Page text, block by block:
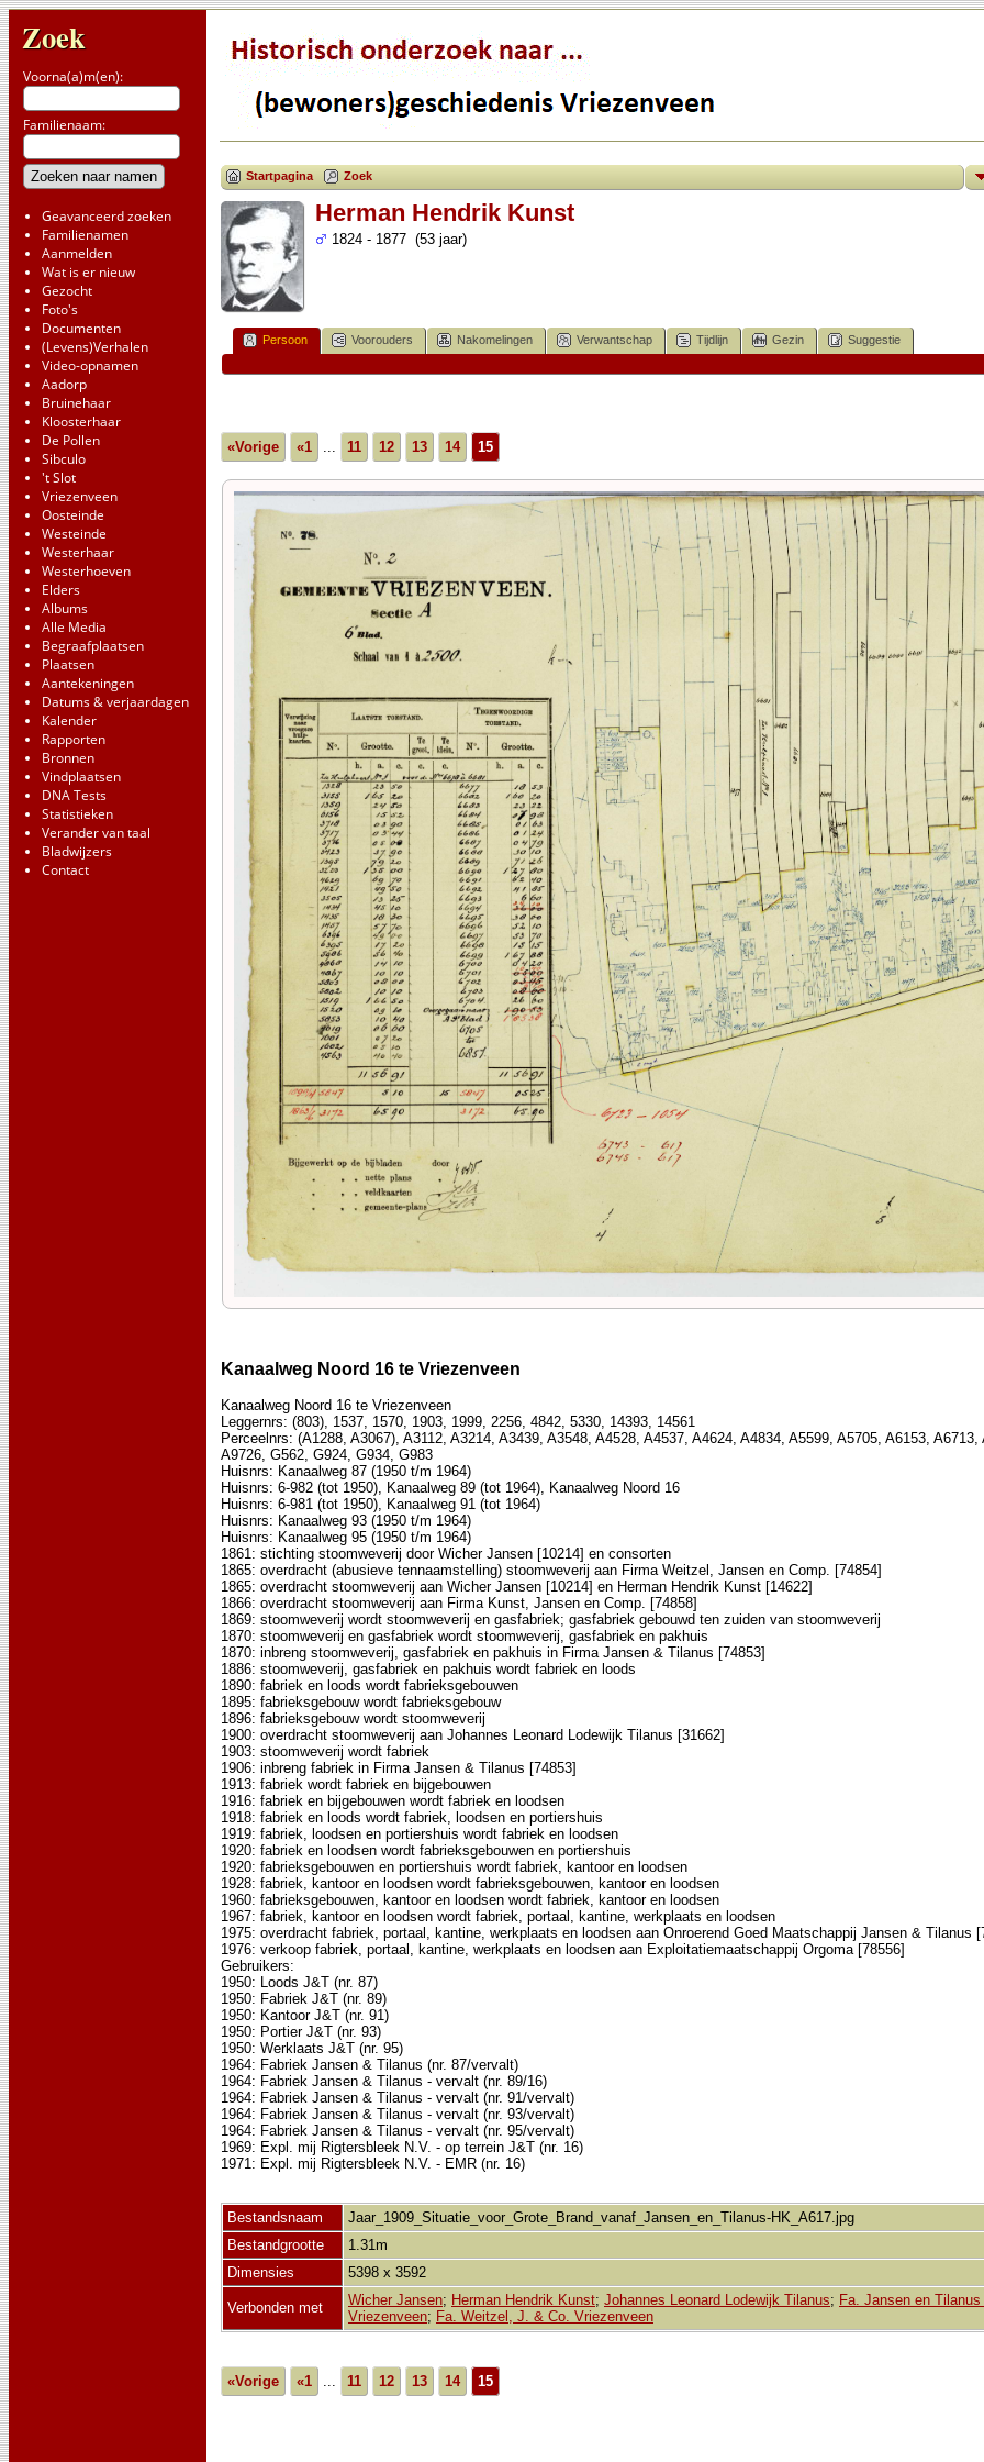
Zoek
Voorna(a)m(en):
Familienaam:
Geavanceerd zoeken
Familienamen
Aanmelden
Wat is er nieuw
Gezocht
Foto's
Documenten
(Levens)Verhalen
Video-opnamen
Aadorp
Bruinehaar
Kloosterhaar
De Pollen
Sibculo
't Slot
Vriezenveen
Oosteinde
Westeinde
Westerhaar
Westerhoeven
Elders
Albums
Alle Media
Begraafplaatsen
Plaatsen
Aantekeningen
Datums & verjaardagen
Kalender
Rapporten
Bronnen
Vindplaatsen
DNA Tests
Statistieken
Verander van taal
Bladwijzers
Contact
Startpagina Zoek
Herman Hendrik Kunst
1824 - 1877 (53 jaar)
Persoon Voorouders Nakomelingen Verwantschap Tijdlijn Gezin Suggestie
«Vorige «1 11 12 13 14 15
Kanaalweg Noord 16 te Vriezenveen
Kanaalweg Noord 16 te Vriezenveen
Leggernrs: (803), 1537, 1570, 1903, 1999, 2256, 4842, 5330, 14393, 14561
Perceelnrs: (A1288, A3067), A3112, A3214, A3439, A3548, A4528, A4537, A4624, A4834, A5599, A5705, A6153,
A9726, G562, G924, G934, G983
Huisnrs: Kanaalweg 87 (1950 t/m 1964)
Huisnrs: 6-982 (tot 1950), Kanaalweg 89 (tot 1964), Kanaalweg Noord 16
Huisnrs: 6-981 (tot 1950), Kanaalweg 91 (tot 1964)
Huisnrs: Kanaalweg 93 (1950 t/m 1964)
Huisnrs: Kanaalweg 95 (1950 t/m 1964)
1861: stichting stoomweverij door Wicher Jansen [10214] en consorten
1865: overdracht (abusieve tennaamstelling) stoomweverij aan Firma Weitzel, Jansen en Comp. [74854]
1865: overdracht stoomweverij aan Wicher Jansen [10214] en Herman Hendrik Kunst [14622]
1866: overdracht stoomweverij aan Firma Kunst, Jansen en Comp. [74858]
1869: stoomweverij wordt stoomweverij en gasfabriek; gasfabriek gebouwd ten zuiden van stoomweverij
1870: stoomweverij en gasfabriek wordt stoomweverij, gasfabriek en pakhuis
1870: inbreng stoomweverij, gasfabriek en pakhuis in Firma Jansen & Tilanus [74853]
1886: stoomweverij, gasfabriek en pakhuis wordt fabriek en loods
1890: fabriek en loods wordt fabrieksgebouwen
1895: fabrieksgebouw wordt fabrieksgebouw
1896: fabrieksgebouw wordt stoomweverij
1900: overdracht stoomweverij aan Johannes Leonard Lodewijk Tilanus [31662]
1903: stoomweverij wordt fabriek
1906: inbreng fabriek in Firma Jansen & Tilanus [74853]
1913: fabriek wordt fabriek en bijgebouwen
1916: fabriek en bijgebouwen wordt fabriek en loodsen
1918: fabriek en loods wordt fabriek, loodsen en portiershuis
1919: fabriek, loodsen en portiershuis wordt fabriek en loodsen
1920: fabriek en loodsen wordt fabrieksgebouwen en portiershuis
1920: fabrieksgebouwen en portiershuis wordt fabriek, kantoor en loodsen
1928: fabriek, kantoor en loodsen wordt fabrieksgebouwen, kantoor en loodsen
1960: fabrieksgebouwen, kantoor en loodsen wordt fabriek, kantoor en loodsen
1967: fabriek, kantoor en loodsen wordt fabriek, portaal, kantine, werkplaats en loodsen
1975: overdracht fabriek, portaal, kantine, werkplaats en loodsen aan Onroerend Goed Maatschappij Jansen & Tilanus
1976: verkoop fabriek, portaal, kantine, werkplaats en loodsen aan Exploitatiemaatschappij Orgoma [78556]
Gebruikers:
1950: Loods J&T (nr. 87)
1950: Fabriek J&T (nr. 89)
1950: Kantoor J&T (nr. 91)
1950: Portier J&T (nr. 93)
1950: Werklaats J&T (nr. 95)
1964: Fabriek Jansen & Tilanus (nr. 87/vervalt)
1964: Fabriek Jansen & Tilanus - vervalt (nr. 89/16)
1964: Fabriek Jansen & Tilanus - vervalt (nr. 91/vervalt)
1964: Fabriek Jansen & Tilanus - vervalt (nr. 93/vervalt)
1964: Fabriek Jansen & Tilanus - vervalt (nr. 95/vervalt)
1969: Expl. mij Rigtersbleek N.V. - op terrein J&T (nr. 16)
1971: Expl. mij Rigtersbleek N.V. - EMR (nr. 16)
Bestandsnaam
Jaar_1909_Situatie_voor_Grote_Brand_vanaf_Jansen_en_Tilanus-HK_A617.jpg
Bestandgrootte
1.31m
Dimensies
5398 x 3592
Verbonden met Wicher Jansen; Herman Hendrik Kunst; Johannes Leonard Lodewijk Tilanus; Fa. Jansen en
Vriezenveen; Fa. Weitzel, J. & Co. Vriezenveen
«Vorige «1 ... 11 12 13 14 15